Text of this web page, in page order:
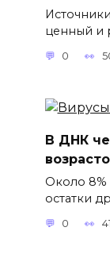
ценный и
0
В ДНК
Около 8%
остатки
0